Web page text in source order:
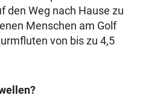
den Weg nach Hause zu
Menschen am Golf
von bis zu 4,5